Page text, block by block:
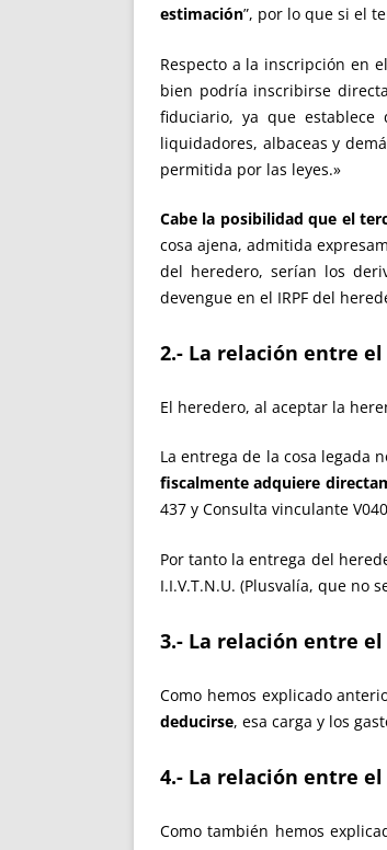
estimación”, por lo que si el
Respecto a la inscripción en
bien podría inscribirse
fiduciario, ya que establece
liquidadores, albaceas y
permitida por las leyes.»
Cabe la posibilidad que el
cosa ajena, admitida
del heredero, serían los
devengue en el IRPF del
2.- La relación entre
El heredero, al aceptar la
La entrega de la cosa legada
fiscalmente adquiere
437 y Consulta vinculante
Por tanto la entrega del
I.I.V.T.N.U. (Plusvalía, que no
3.- La relación entre
Como hemos explicado
deducirse, esa carga y los
4.- La relación entre
Como también hemos